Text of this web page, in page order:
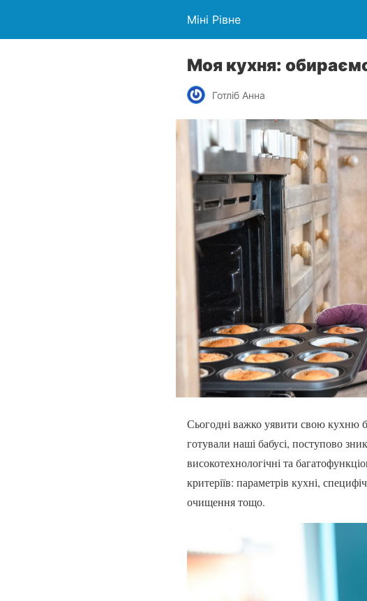
Міні Рівне
Моя кухня:
Готліб Анна
Сьогодні важко уявити свою кухню
готували наші бабусі, поступово
високотехнологічні та
критеріїв: параметрів кухні,
очищення тощо.